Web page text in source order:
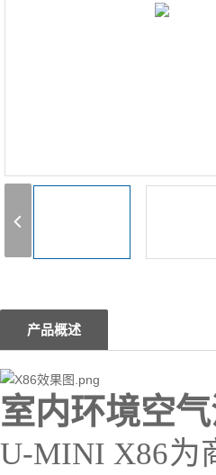
产品概述
室内环境空
U-MINI X86为